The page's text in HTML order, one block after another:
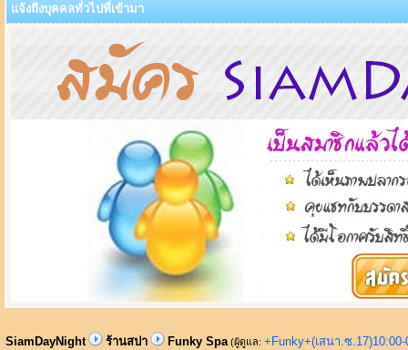
แจ้งถึงบุคคลทั่วไปที่เข้ามา
SiamDayNight ร้านสปา Funky Spa (ผู้ดูแล: +Funky+(เสนา.ซ